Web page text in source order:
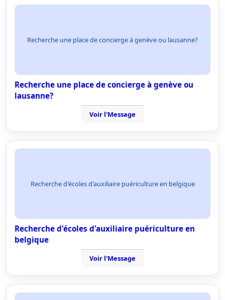
Recherche une place de concierge à genève ou lausanne?
Recherche une place de concierge à genève ou
lausanne?
Voir l'Message
Recherche d'écoles d'auxiliaire puériculture en belgique
Recherche d'écoles d'auxiliaire puériculture en
belgique
Voir l'Message